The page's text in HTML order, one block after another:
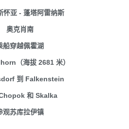
怀亚 - 蓬塔阿雷纳斯
奥克肖南
船穿越佩霍湖
（海拔 2681 米）
到 Falkenstein
和 Skalka
观苏库拉伊镇